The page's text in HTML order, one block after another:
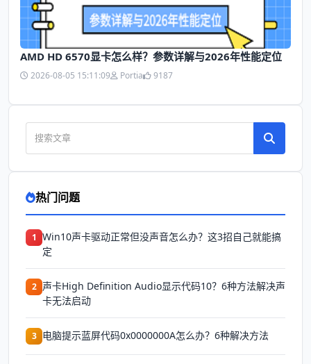
AMD HD 6570显卡怎么样？参数详解与2026年性能定位
2026-08-05 15:11:09 Portia 9187
热门问题
1 Win10声卡驱动正常但没声音怎么办？这3招自己就能搞
定
2 声卡High Definition Audio显示代码10？6种方法解决声
卡无法启动
3 电脑提示蓝屏代码0x0000000A怎么办？6种解决方法